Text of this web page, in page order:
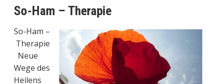
So-Ham – Therapie
So-Ham –
Therapie
Neue
Wege des
Heilens